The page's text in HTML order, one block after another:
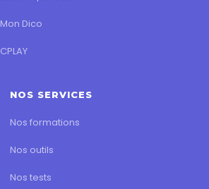
Mon Dico
CPLAY
NOS SERVICES
Nos formations
Nos outils
Nos tests